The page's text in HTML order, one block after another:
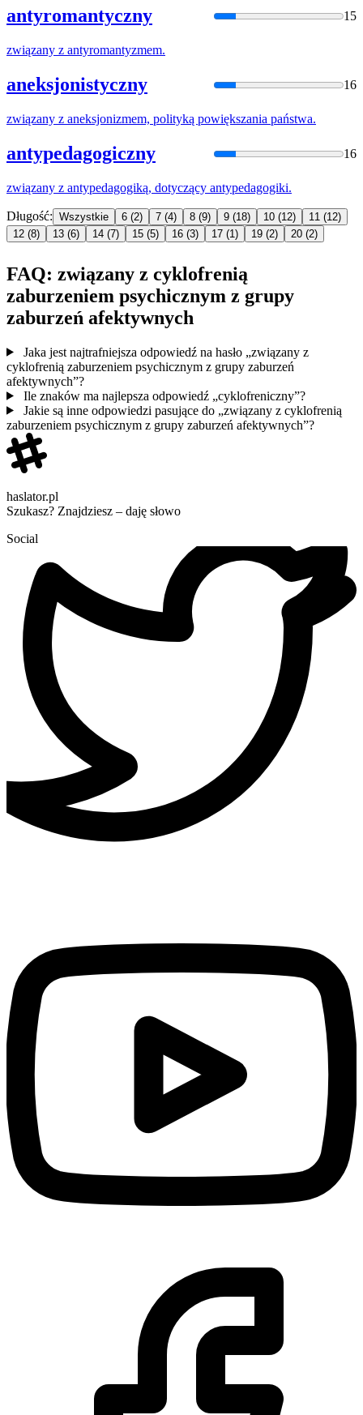
antyromantyczny 15
związany z antyromantyzmem.
aneksjonistyczny 16
związany z aneksjonizmem, polityką powiększania państwa.
antypedagogiczny 16
związany z antypedagogiką, dotyczący antypedagogiki.
Długość: Wszystkie 6 (2) 7 (4) 8 (9) 9 (18) 10 (12) 11 (12)
12 (8) 13 (6) 14 (7) 15 (5) 16 (3) 17 (1) 19 (2) 20 (2)
FAQ: związany z cyklofrenią
zaburzeniem psychicznym z grupy
zaburzeń afektywnych
Jaka jest najtrafniejsza odpowiedź na hasło „związany z
cyklofrenią zaburzeniem psychicznym z grupy zaburzeń
afektywnych”?
Ile znaków ma najlepsza odpowiedź „cyklofreniczny”?
Jakie są inne odpowiedzi pasujące do „związany z cyklofrenią
zaburzeniem psychicznym z grupy zaburzeń afektywnych”?
haslator.pl
Szukasz? Znajdziesz – daję słowo
Social